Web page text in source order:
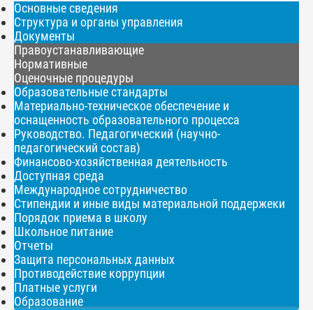
Основные сведения
Структура и органы управления
Документы
Правоустанавливающие
Нормативные
Оценочные процедуры
Образовательные стандарты
Материально-техническое обеспечение и
оснащенность образовательного процесса
Руководство. Педагогический (научно-
педагогический состав)
Финансово-хозяйственная деятельность
Доступная среда
Международное сотрудничество
Стипендии и иные виды материальной поддержеки
Порядок приема в школу
Школьное питание
Отчеты
Защита персональных данных
Противодействие коррупции
Платные услуги
Образование